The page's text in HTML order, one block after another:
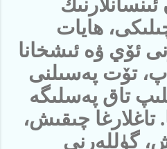
ھايات
ئۆي ۋە ئىشخانا
تۆت پەسىلنى
تاق پەسلىگە
تاغلارغا چىقىش،
گۈللەرنى